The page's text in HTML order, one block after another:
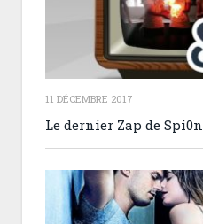
11 DÉCEMBRE 2017
Le dernier Zap de Spi0n